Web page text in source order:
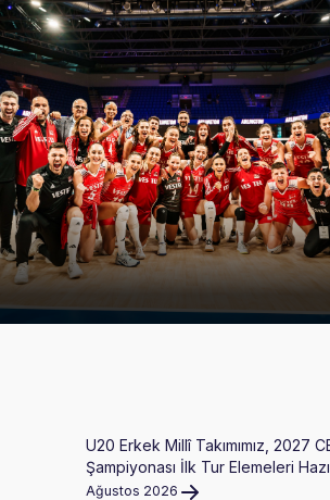
U20 Erkek Millî Takımımız, 2027
Şampiyonası İlk Tur Elemeleri
Ağustos 2026